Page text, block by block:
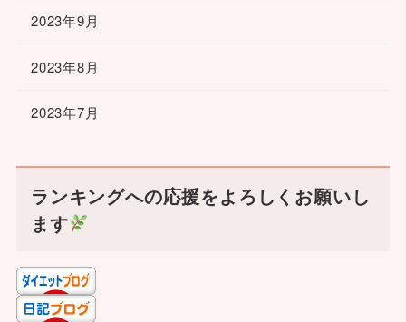
2023年9月
2023年8月
2023年7月
ランキングへの応援をよろしくお願いし
ます